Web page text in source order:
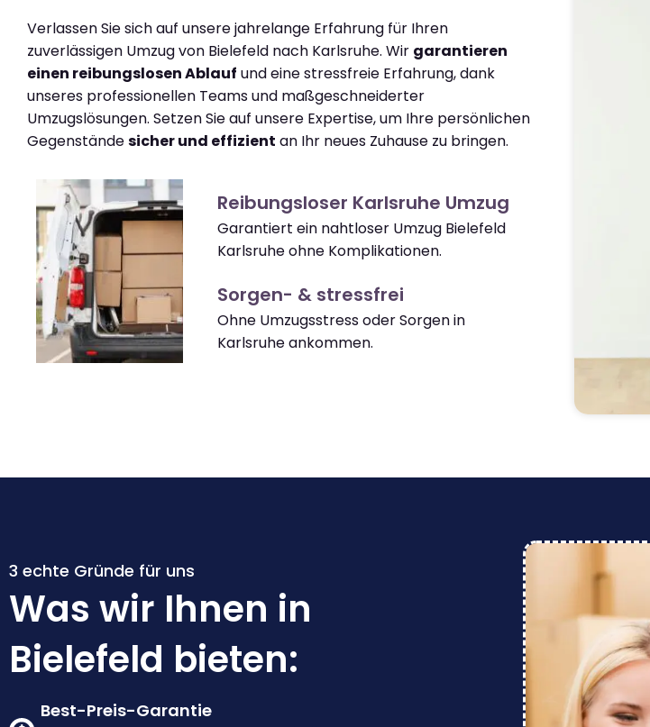
Verlassen Sie sich auf unsere jahrelange Erfahrung für Ihren
zuverlässigen Umzug von Bielefeld nach Karlsruhe. Wir garantieren
einen reibungslosen Ablauf und eine stressfreie Erfahrung, dank
unseres professionellen Teams und maßgeschneiderter
Umzugslösungen. Setzen Sie auf unsere Expertise, um Ihre persönlichen
Gegenständesicher und effizient an Ihr neues Zuhause zu bringen.
Reibungsloser Karlsruhe Umzug
Garantiert ein nahtloser Umzug Bielefeld
Karlsruhe ohne Komplikationen.
Sorgen- & stressfrei
Ohne Umzugsstress oder Sorgen in
Karlsruhe ankommen.
3 echte Gründe für uns
Was wir Ihnen in
Bielefeld bieten:
Best-Preis-Garantie